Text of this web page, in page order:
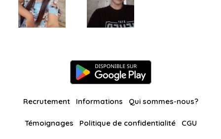
Recrutement Informations Qui sommes-nous?
Témoignages Politique de confidentialité CGU